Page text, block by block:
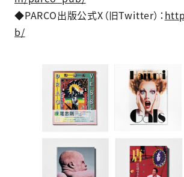
◆PARCO出版公式X（旧Twitter）：
b/